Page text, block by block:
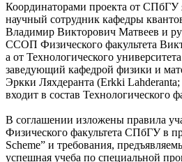
Координаторами проекта от СПбГУ
научный сотрудник кафедры
Владимир Викторович Матвеев и
ССОП Физического факультета
а от Технологического
заведующий кафедрой физики и
Эркки Ляхдеранта (Erkki
входит в состав Технологического
В соглашении изложены правила
Физического факультета СПбГУ в
Scheme” и требования,
успешная учеба по специальной